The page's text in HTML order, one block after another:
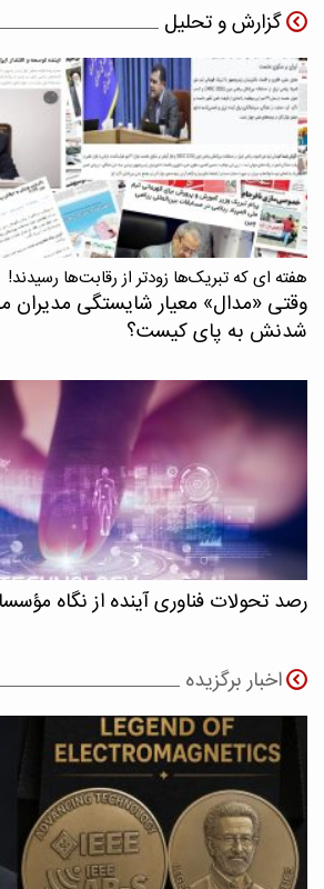
گزارش و تحلیل
هفته ای که تبریک‌ها زودتر از رقابت‌ها رسیدند!
وقتی «مدال‌» معیار شایستگی
شدنش به پای کیست؟
رصد تحولات فناوری آینده از نگاه
اخبار برگزیده